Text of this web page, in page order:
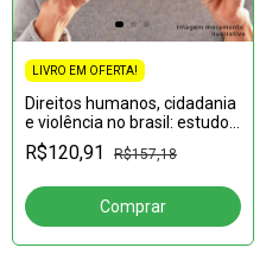
LIVRO EM OFERTA!
Direitos humanos, cidadania
e violência no brasil: estudos
interdisciplinares; volume 1
R$120,91 R$157,18